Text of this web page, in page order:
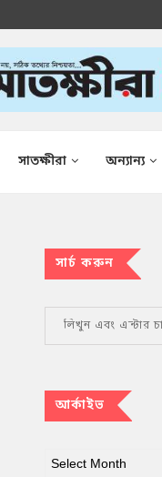
সাতক্ষীরা অন্যান্য
সার্চ করুন
আর্কাইভ